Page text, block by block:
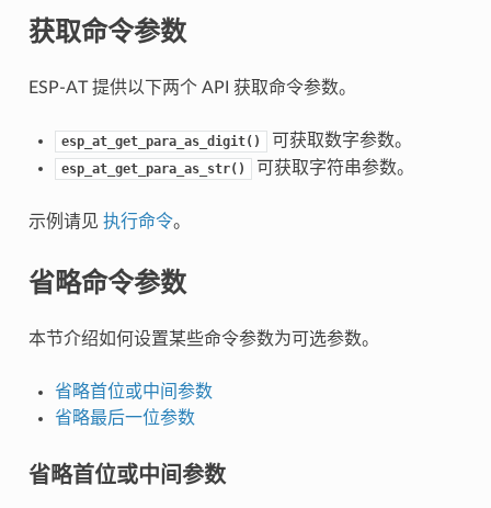
获取命令参数
ESP-AT 提供以下两个 API 获取命令参数。
esp_at_get_para_as_digit() 可获取数字参数。
esp_at_get_para_as_str() 可获取字符串参数。
示例请见 执行命令。
省略命令参数
本节介绍如何设置某些命令参数为可选参数。
省略首位或中间参数
省略最后一位参数
省略首位或中间参数